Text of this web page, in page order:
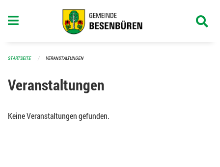
STARTSEITE VERANSTALTUNGEN
Veranstaltungen
Keine Veranstaltungen gefunden.